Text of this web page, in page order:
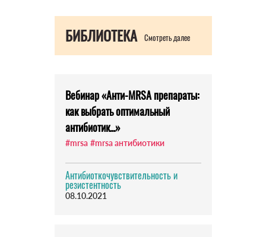
БИБЛИОТЕКА Смотреть далее
Вебинар «Анти-MRSA препараты:
как выбрать оптимальный
антибиотик...»
#mrsa #mrsa антибиотики
Антибиоткочувствительность и
резистентность
08.10.2021